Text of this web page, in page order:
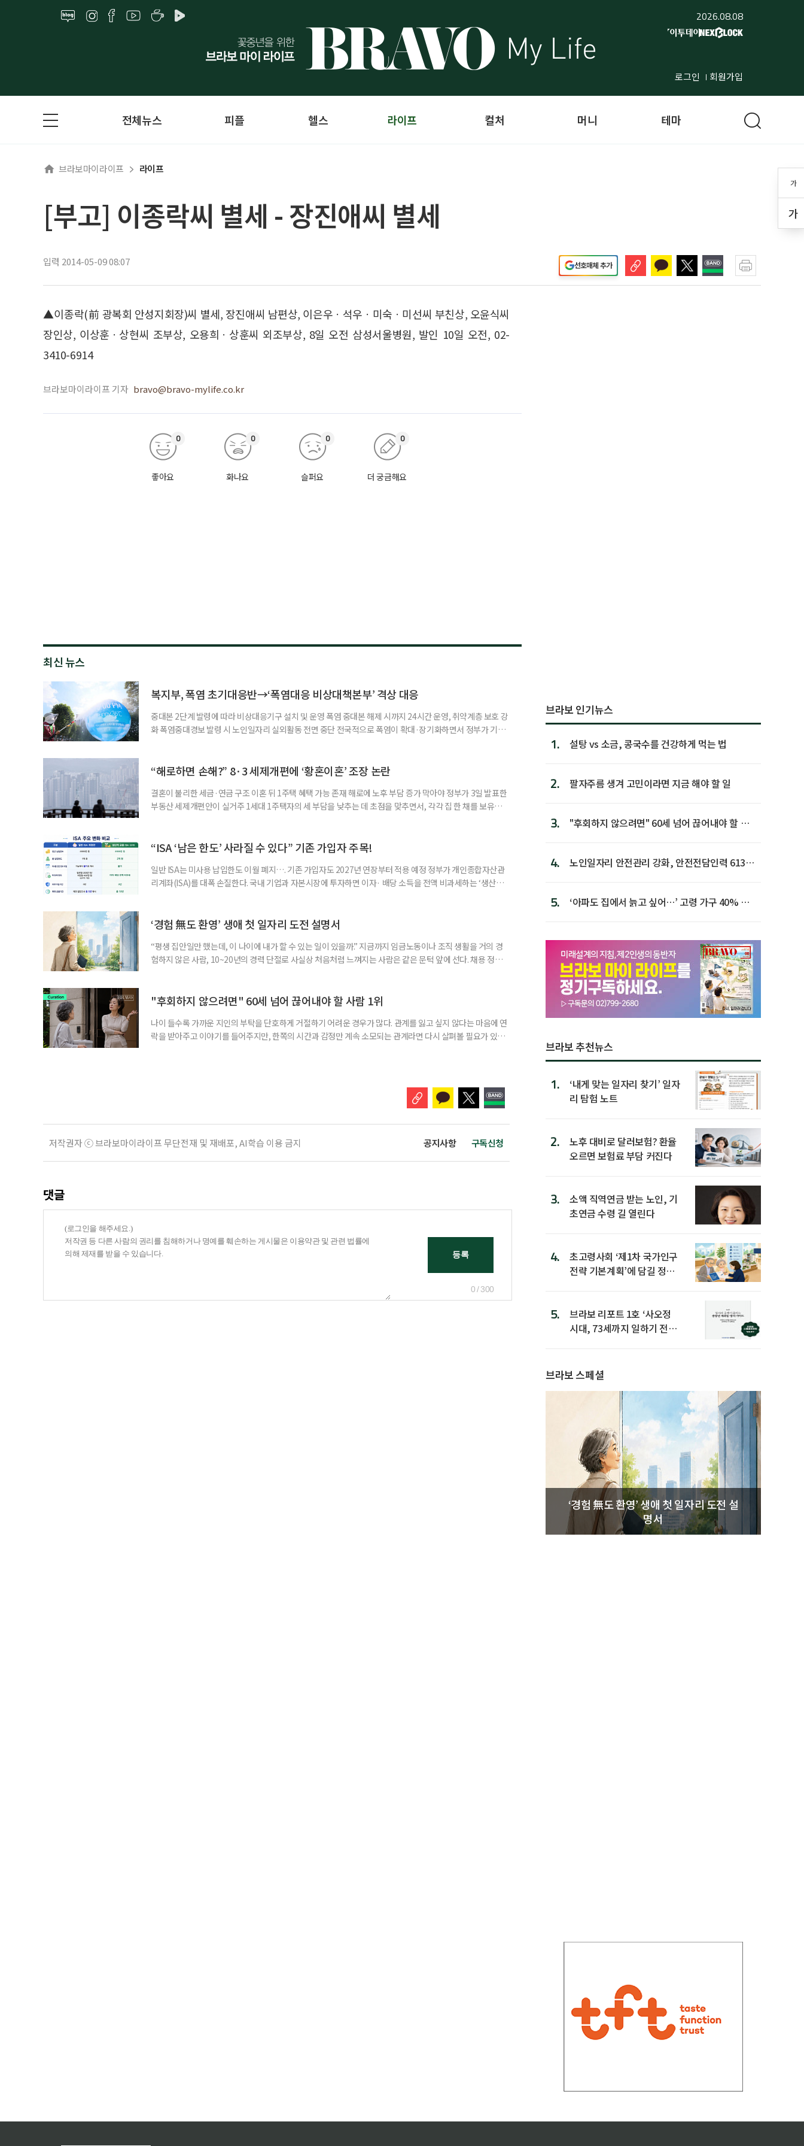
2026.08.08
로그인 회원가입
가
가
전체뉴스 피플 헬스 라이프 컬처 머니 테마
브라보마이라이프 라이프
[부고] 이종락씨 별세 - 장진애씨 별세
입력 2014-05-09 08:07 선호매체 추가
▲이종락(前 광복회 안성지회장)씨 별세, 장진애씨 남편상, 이은우ㆍ석우ㆍ미숙ㆍ미선씨 부친상, 오윤식씨
장인상, 이상훈ㆍ상현씨 조부상, 오용희ㆍ상훈씨 외조부상, 8일 오전 삼성서울병원, 발인 10일 오전, 02-
3410-6914
브라보마이라이프 기자 bravo@bravo-mylife.co.kr
좋아요
0
화나요
0
슬퍼요
0
더 궁금해요
0
최신 뉴스
복지부, 폭염 초기대응반→‘폭염대응 비상대책본부’ 격상 대응
중대본 2단계 발령에 따라 비상대응기구 설치 및 운영 폭염 중대본 해제 시까지 24시간 운영, 취약계층 보호 강
화 폭염중대경보 발령 시 노인일자리 실외활동 전면 중단 전국적으로 폭염이 확대·장기화하면서 정부가 기존
책본부(중대본) 2단계(심각)가 발령된 이후에도 폭염이 전국적으로 확대되고 장기화한 데 따른 것이다. 기존에
“해로하면 손해?” 8·3 세제개편에 ‘황혼이혼’ 조장 논란
결혼이 불리한 세금·연금 구조 이혼 뒤 1주택 혜택 가능 존재 해로에 노후 부담 증가 막아야 정부가 3일 발표한
부동산 세제개편안이 실거주 1세대 1주택자의 세 부담을 낮추는 데 초점을 맞추면서, 각각 집 한 채를 보유한
부가 각자 집 한 채씩을 보유하면 한 세대가 두 채를 가진 것으로 보지만, 실제 이혼해 주거와 생계를 분
“ISA ‘남은 한도’ 사라질 수 있다” 기존 가입자 주목!
일반 ISA는 미사용 납입한도 이월 폐지…. 기존 가입자도 2027년 연장부터 적용 예정 정부가 개인종합자산관
리계좌(ISA)를 대폭 손질한다. 국내 기업과 자본시장에 투자하면 이자· 배당 소득을 전액 비과세하는 ‘생산적
기 때문이다. 지난 3일 발표된 세제개편안이 국회 통과 후 그대로 시행된다면 법 시행 전 본
‘경험 無도 환영’ 생애 첫 일자리 도전 설명서
“평생 집안일만 했는데, 이 나이에 내가 할 수 있는 일이 있을까.” 지금까지 임금노동이나 조직 생활을 거의 경
험하지 않은 사람, 10~20년의 경력 단절로 사실상 처음처럼 느껴지는 사람은 같은 문턱 앞에 선다. 채용 정보를
경험이 풍부한 고령자는 중요한 국가 자원이다. 박경하 한국노인인력개발원 선임연구위
"후회하지 않으려면" 60세 넘어 끊어내야 할 사람 1위
나이 들수록 가까운 지인의 부탁을 단호하게 거절하기 어려운 경우가 많다. 관계를 잃고 싶지 않다는 마음에 연
락을 받아주고 이야기를 들어주지만, 한쪽의 시간과 감정만 계속 소모되는 관계라면 다시 살펴볼 필요가 있다.
저작권자 ⓒ 브라보마이라이프 무단전재 및 재배포, AI학습 이용 금지 공지사항 구독신청
댓글
0 / 300
브라보 인기뉴스
1. 설탕 vs 소금, 콩국수를 건강하게 먹는 법
2. 팔자주름 생겨 고민이라면 지금 해야 할 일
3.
"후회하지 않으려면" 60세 넘어 끊어내야 할 사
4.
노인일자리 안전관리 강화, 안전전담인력 613명
5.
‘아파도 집에서 늙고 싶어…’ 고령 가구 40% 노
브라보 추천뉴스
1.
‘내게 맞는 일자리 찾기’ 일자
리 탐험 노트
2.
노후 대비로 달러보험? 환율
오르면 보험료 부담 커진다
3.
소액 직역연금 받는 노인, 기
초연금 수령 길 열린다
4.
초고령사회 ‘제1차 국가인구
전략 기본계획’에 담길 정책
5.
브라보 리포트 1호 ‘사오정
시대, 73세까지 일하기 전략’
브라보 스페셜
‘경험 無도 환영’ 생애 첫 일자리 도전 설
명서